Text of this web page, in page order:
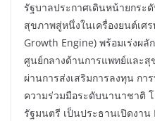
รัฐบาลประกาศเดินหน้ายกระ
สุขภาพสู่หนึ่งในเครื่องยนต์เศ
Growth Engine) พร้อมเร่งผ
ศูนย์กลางด้านการแพทย์และสุ
ผ่านการส่งเสริมการลงทุน ก
ความร่วมมือระดับนานาชาติ
รัฐมนตรี เป็นประธานเปิดงา